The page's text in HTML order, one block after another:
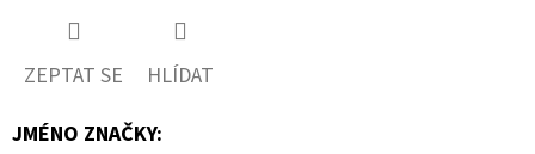
ZEPTAT SE
HLÍDAT
JMÉNO ZNAČKY: